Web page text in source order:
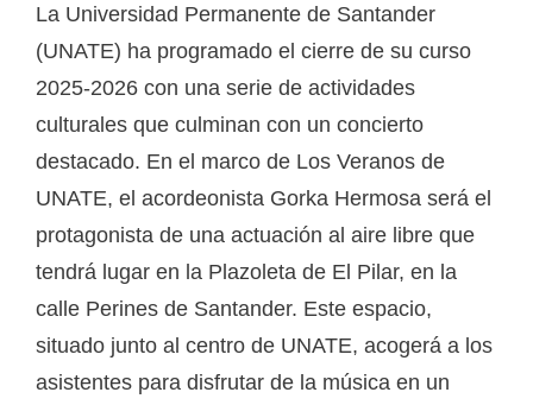
La Universidad Permanente de Santander
(UNATE) ha programado el cierre de su curso
2025-2026 con una serie de actividades
culturales que culminan con un concierto
destacado. En el marco de Los Veranos de
UNATE, el acordeonista Gorka Hermosa será el
protagonista de una actuación al aire libre que
tendrá lugar en la Plazoleta de El Pilar, en la
calle Perines de Santander. Este espacio,
situado junto al centro de UNATE, acogerá a los
asistentes para disfrutar de la música en un